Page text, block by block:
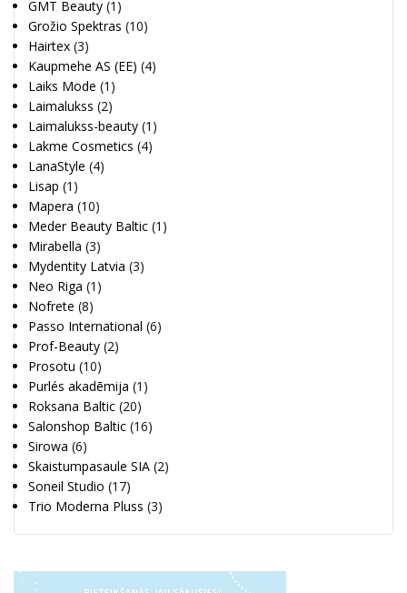
GMT Beauty (1)
Grožio Spektras (10)
Hairtex (3)
Kaupmehe AS (EE) (4)
Laiks Mode (1)
Laimalukss (2)
Laimalukss-beauty (1)
Lakme Cosmetics (4)
LanaStyle (4)
Lisap (1)
Mapera (10)
Meder Beauty Baltic (1)
Mirabella (3)
Mydentity Latvia (3)
Neo Riga (1)
Nofrete (8)
Passo International (6)
Prof-Beauty (2)
Prosotu (10)
Purlés akadēmija (1)
Roksana Baltic (20)
Salonshop Baltic (16)
Sirowa (6)
Skaistumpasaule SIA (2)
Soneil Studio (17)
Trio Moderna Pluss (3)